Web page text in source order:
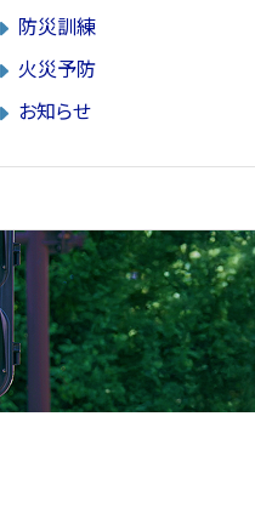
防災訓練
火災予防
お知らせ